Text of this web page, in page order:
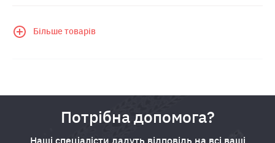
Більше товарів
Потрібна допомога?
Наші спеціалісти дадуть відповідь на всі ваші